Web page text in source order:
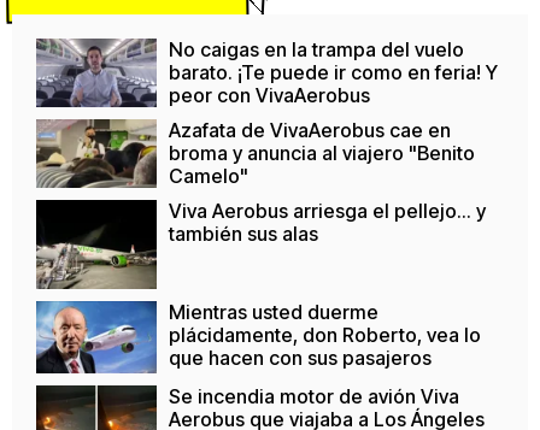
No caigas en la trampa del vuelo
barato. ¡Te puede ir como en feria! Y
peor con VivaAerobus
Azafata de VivaAerobus cae en
broma y anuncia al viajero "Benito
Camelo"
Viva Aerobus arriesga el pellejo... y
también sus alas
Mientras usted duerme
plácidamente, don Roberto, vea lo
que hacen con sus pasajeros
Se incendia motor de avión Viva
Aerobus que viajaba a Los Ángeles